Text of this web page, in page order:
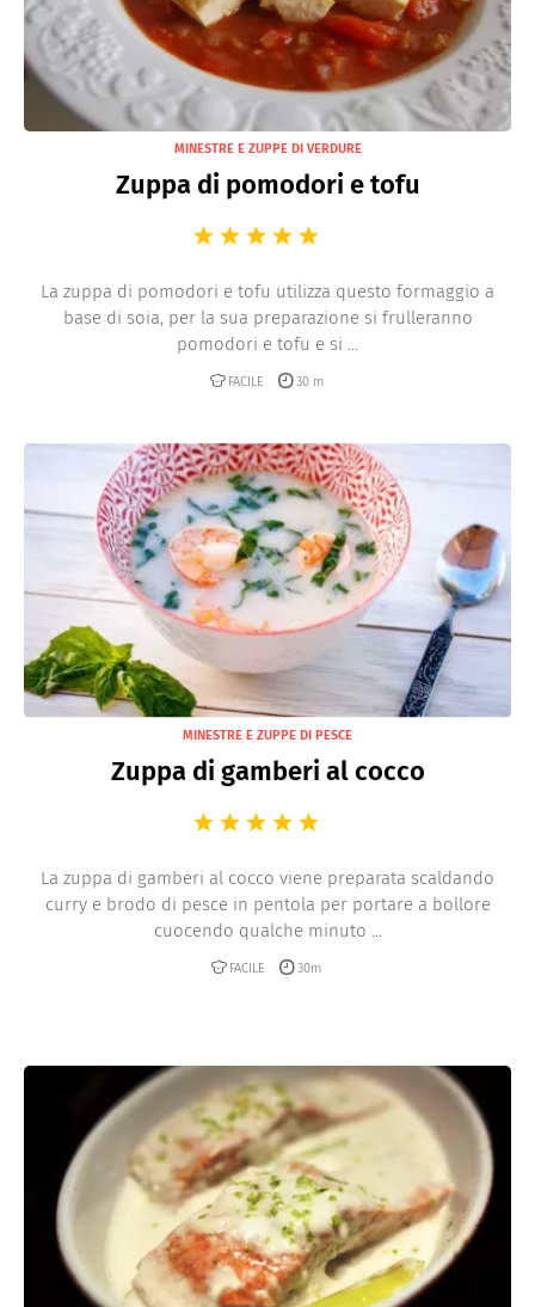
MINESTRE E ZUPPE DI VERDURE
Zuppa di pomodori e tofu
La zuppa di pomodori e tofu utilizza questo formaggio a
base di soia, per la sua preparazione si frulleranno
pomodori e tofu e si ...
FACILE 30 m
MINESTRE E ZUPPE DI PESCE
Zuppa di gamberi al cocco
La zuppa di gamberi al cocco viene preparata scaldando
curry e brodo di pesce in pentola per portare a bollore
cuocendo qualche minuto ...
FACILE 30m